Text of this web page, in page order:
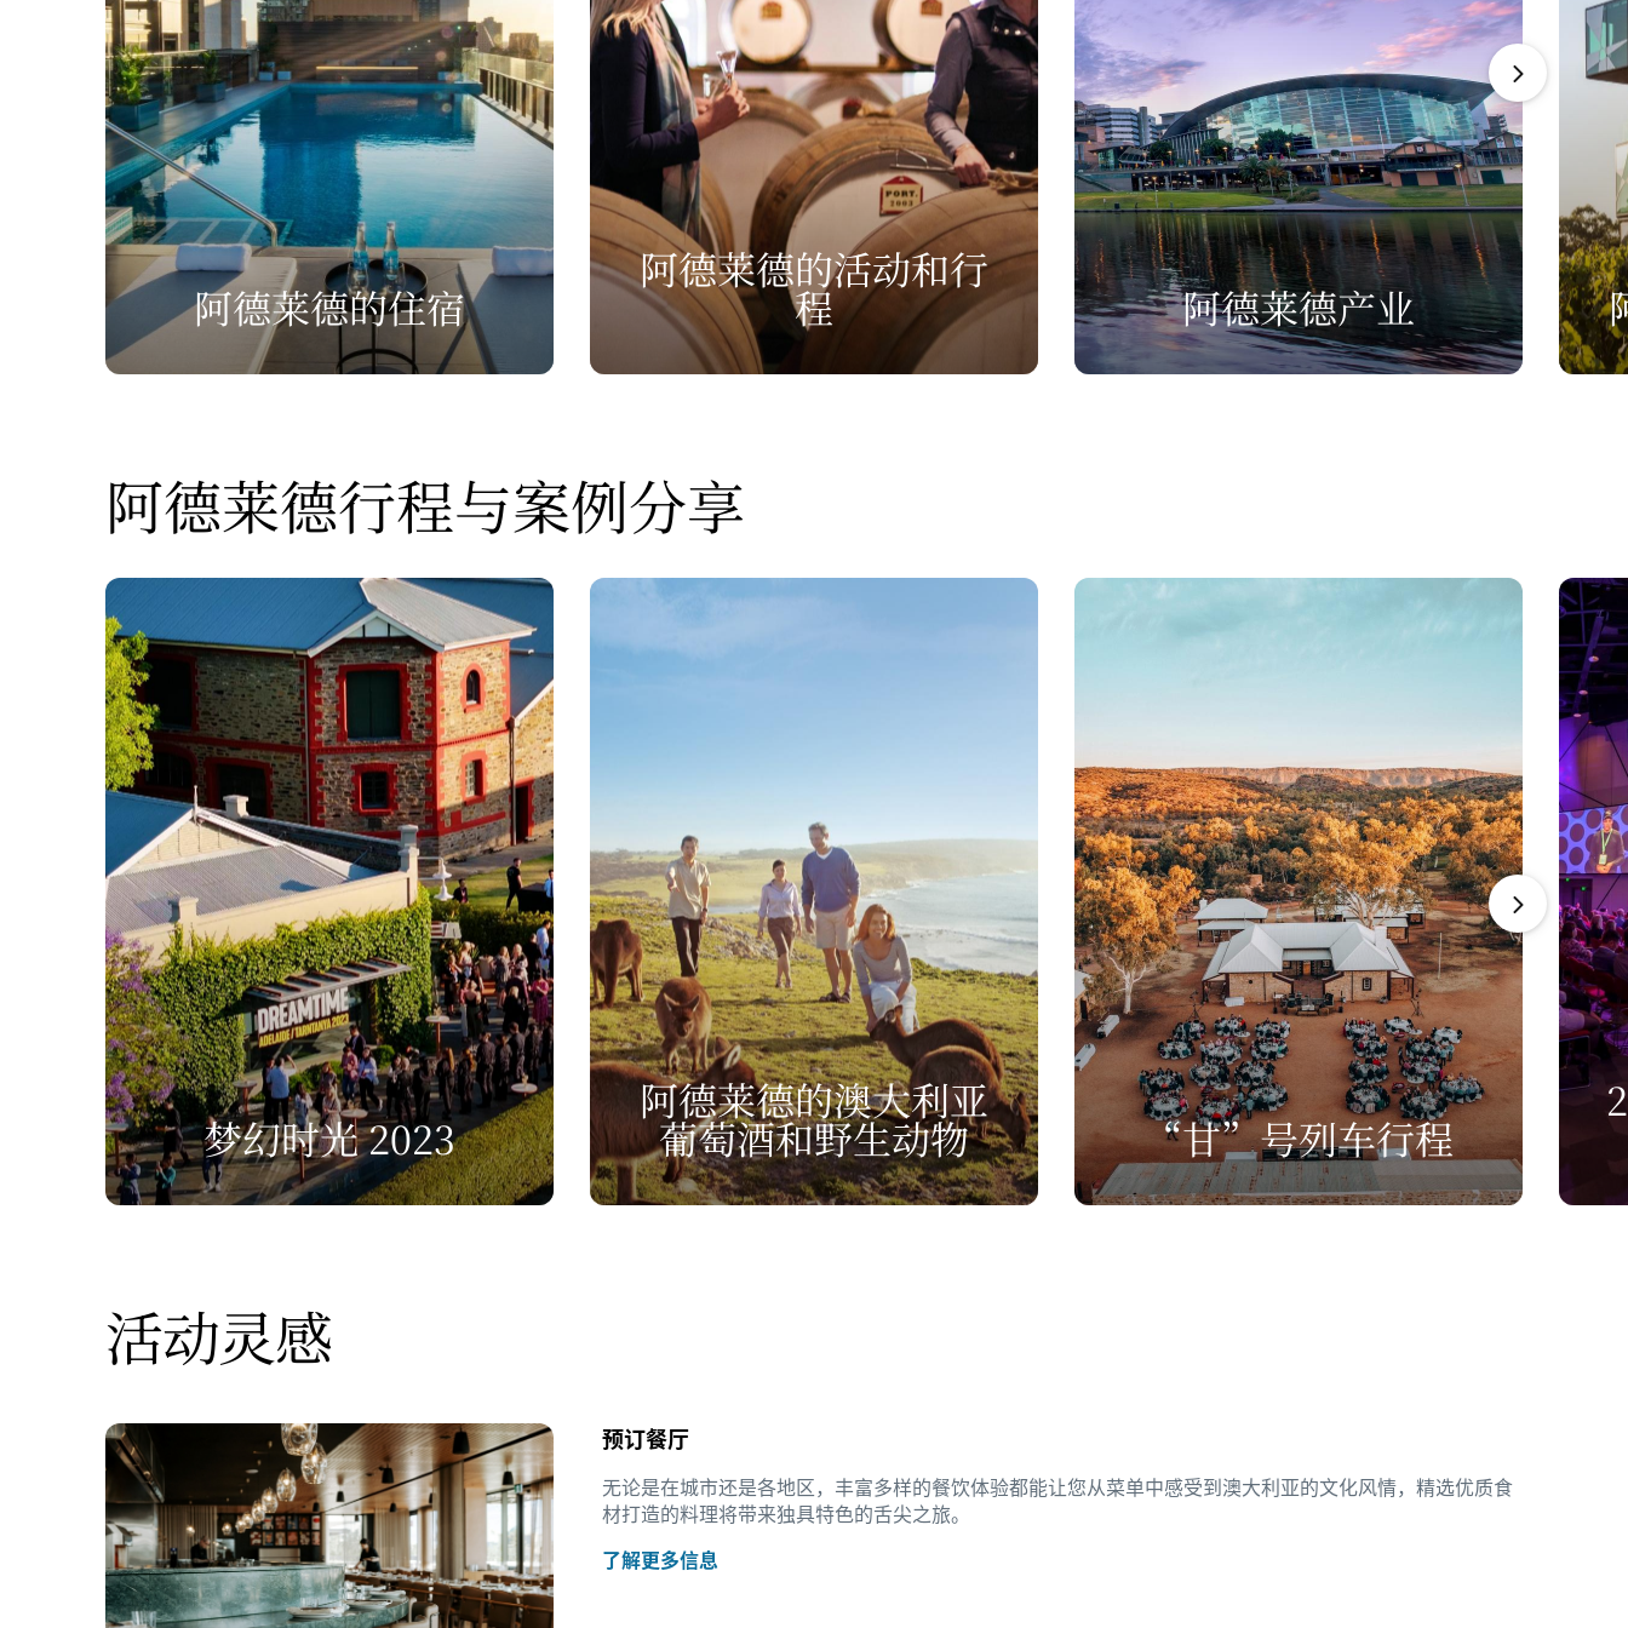
阿德莱德的住宿
阿德莱德的活动和行
程 阿德莱德产业
阿德莱德行程与案例分享
梦幻时光 2023
阿德莱德的澳大利亚
葡萄酒和野生动物 “甘”号列车行程
活动灵感
预订餐厅
无论是在城市还是各地区，丰富多样的餐饮体验都能让您从菜单中感受到澳大利亚的文化风情，精选优质食
材打造的料理将带来独具特色的舌尖之旅。
了解更多信息